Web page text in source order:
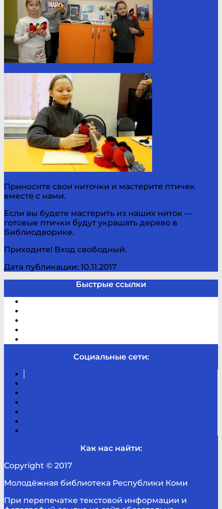
Приносите свои ниточки и мастерите птичек
вместе с нами.
Если вы будете мастерить из наших ниток —
готовые птички будут украшать дерево в
Библиодворике.
Приходите! Вход свободный.
Дата публикации: 10.11.2017
Быстрые ссылки
Социальные сети:
Как нас найти:
Copyright © 2017
Молодёжная библиотека Республики Коми
При перепечатке текстовой информации и